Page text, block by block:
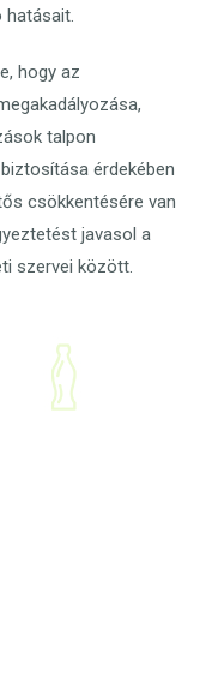
hatásait.
hogy az
talpon
érdekében
csökkentésére van
javasol a
szervei között.